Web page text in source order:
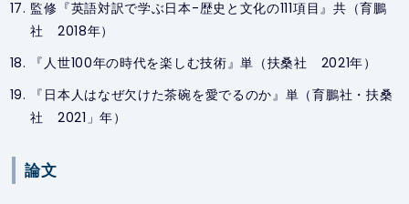
監修『英語対訳で学ぶ日本-歴史と文化の111項目』共（育鵬
社 2018年）
『人世100年の時代を楽しむ技術』単（扶桑社 2021年）
『日本人はなぜ欠けた茶碗を愛でるのか』単（育鵬社・扶桑
社 2021」年）
論文